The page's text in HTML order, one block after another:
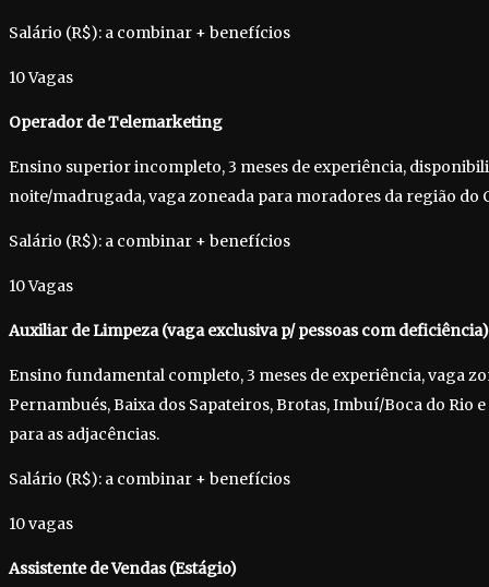
Salário (R$): a combinar + benefícios
10 Vagas
Operador de Telemarketing
Ensino superior incompleto, 3 meses de experiência,
noite/madrugada, vaga zoneada para moradores da região do
Salário (R$): a combinar + benefícios
10 Vagas
Auxiliar de Limpeza (vaga exclusiva p/ pessoas com deficiência)
Ensino fundamental completo, 3 meses de experiência, vaga
Pernambués, Baixa dos Sapateiros, Brotas, Imbuí/Boca do Rio
para as adjacências.
Salário (R$): a combinar + benefícios
10 vagas
Assistente de Vendas (Estágio)